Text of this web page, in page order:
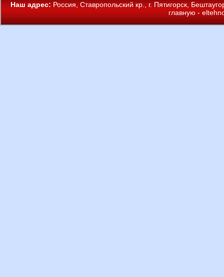
Наш адрес:Россия, Ставропольский кр., г. Пятигорск,
главную -